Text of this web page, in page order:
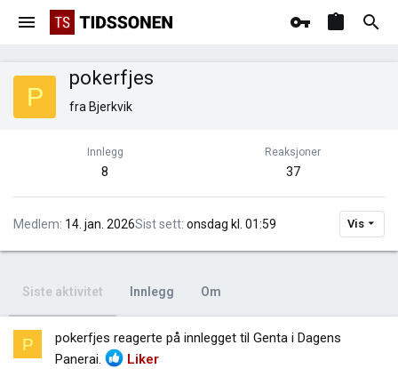
P
pokerfjes
fra Bjerkvik
Innlegg
8
Reaksjoner
37
Medlem 14. jan. 2026Sist sett onsdag kl. 01:59 Vis
Siste aktivitet Innlegg Om
P pokerfjes reagerte på innlegget til Genta i Dagens
Panerai. Liker